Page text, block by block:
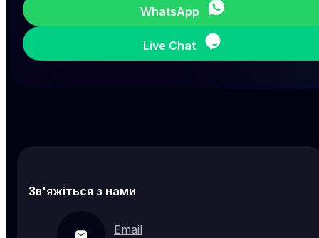
WhatsApp
Live Chat
Зв'яжіться з нами
Email